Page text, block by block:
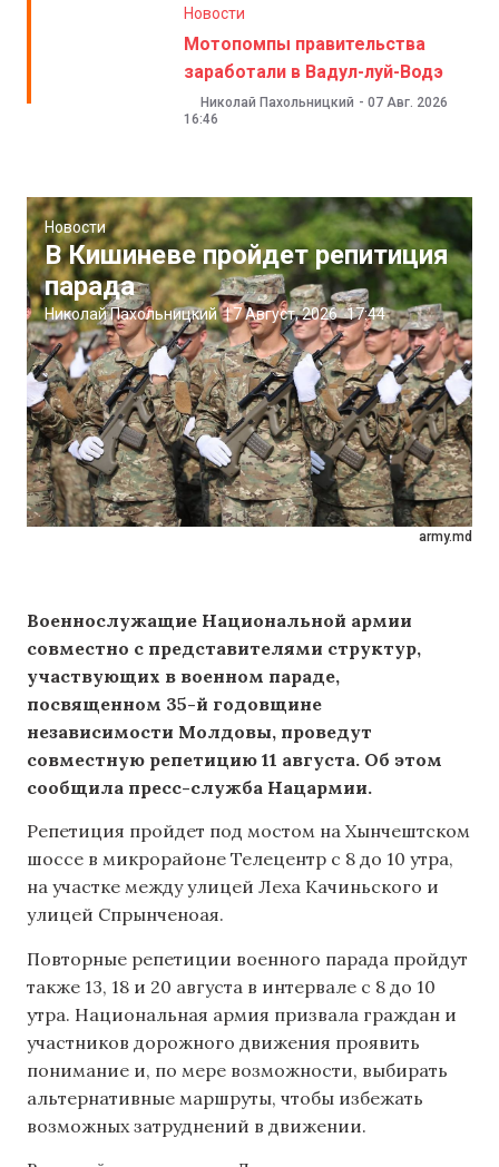
Новости
Мотопомпы правительства
заработали в Вадул-луй-Водэ
Николай Пахольницкий - 07 Авг. 2026
16:46
army.md
Новости
В Кишиневе пройдет репитиция
парада
Николай Пахольницкий |7 Август, 2026 17:44
Военнослужащие Национальной армии
совместно с представителями структур,
участвующих в военном параде,
посвященном 35-й годовщине
независимости Молдовы, проведут
совместную репетицию 11 августа. Об этом
сообщила пресс-служба Нацармии.
Репетиция пройдет под мостом на Хынчештском
шоссе в микрорайоне Телецентр с 8 до 10 утра,
на участке между улицей Леха Качиньского и
улицей Спрынченоая.
Повторные репетиции военного парада пройдут
также 13, 18 и 20 августа в интервале с 8 до 10
утра. Национальная армия призвала граждан и
участников дорожного движения проявить
понимание и, по мере возможности, выбирать
альтернативные маршруты, чтобы избежать
возможных затруднений в движении.